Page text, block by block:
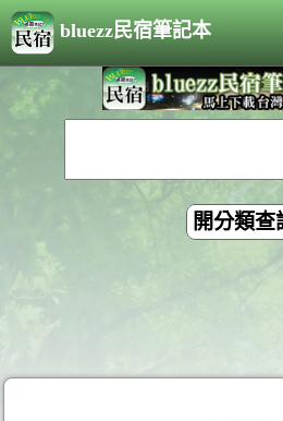
bluezz民宿筆記本
開分類查